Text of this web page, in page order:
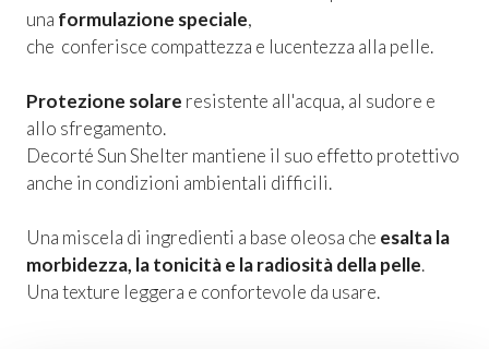
una formulazione speciale,
che conferisce compattezza e lucentezza alla pelle.
Protezione solare resistente all'acqua, al sudore e
allo sfregamento.
Decorté Sun Shelter mantiene il suo effetto protettivo
anche in condizioni ambientali difficili.
Una miscela di ingredienti a base oleosa che esalta la
morbidezza, la tonicità e la radiosità della pelle.
Una texture leggera e confortevole da usare.